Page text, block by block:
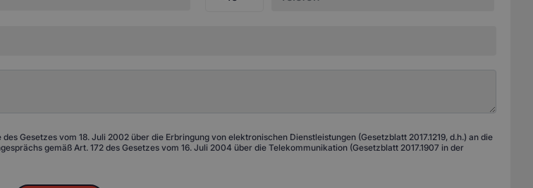
Gesetzes vom 18. Juli 2002 über die Erbringung von elektronischen Dienstleistungen (Gesetzblatt 2017.1219, d.h.) an die
gemäß Art. 172 des Gesetzes vom 16. Juli 2004 über die Telekommunikation (Gesetzblatt 2017.1907 in der